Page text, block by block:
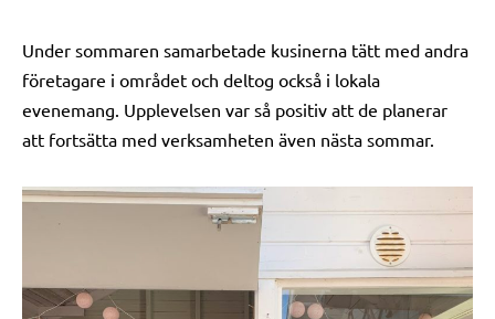
Under sommaren samarbetade kusinerna tätt med andra
företagare i området och deltog också i lokala
evenemang. Upplevelsen var så positiv att de planerar
att fortsätta med verksamheten även nästa sommar.